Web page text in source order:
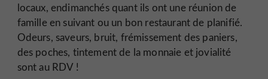
locaux, endimanchés quant ils ont une réunion de
famille en suivant ou un bon restaurant de planifié.
Odeurs, saveurs, bruit, frémissement des paniers,
des poches, tintement de la monnaie et jovialité
sont au RDV !